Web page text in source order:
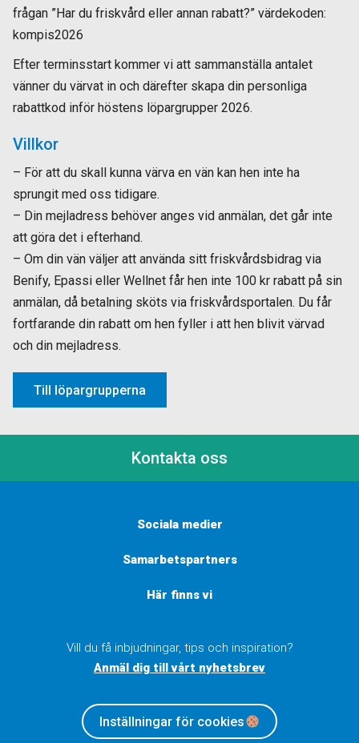
frågan ”Har du friskvård eller annan rabatt?” värdekoden:
kompis2026
Efter terminsstart kommer vi att sammanställa antalet
vänner du värvat in och därefter skapa din personliga
rabattkod inför höstens löpargrupper 2026.
Villkor
– För att du skall kunna värva en vän kan hen inte ha
sprungit med oss tidigare.
– Din mejladress behöver anges vid anmälan, det går inte
att göra det i efterhand.
– Om din vän väljer att använda sitt friskvårdsbidrag via
Benify, Epassi eller Wellnet får hen inte 100 kr rabatt på sin
anmälan, då betalning sköts via friskvårdsportalen. Du får
fortfarande din rabatt om hen fyller i att hen blivit värvad
och din mejladress.
Till löpargrupperna
Kontakta oss
Sociala medier
Samarbetspartners
Här finns vi
Vill du få inbjudningar, tips och inspiration?
Anmäl dig till vårt nyhetsbrev
Inställningar för cookies